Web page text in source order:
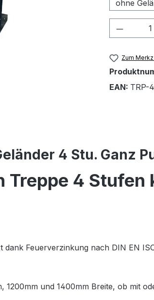
ohne
Zum
EAN: TRP-
4 Stu. Ganz
Treppe 4
Feuerverzinkung nach DIN EN
und 1400mm Breite, ob mit